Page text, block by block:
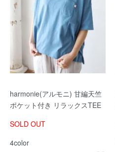
harmonie(アルモニ) 甘編天竺
ポケット付き リラックスTEE
SOLD OUT
4color